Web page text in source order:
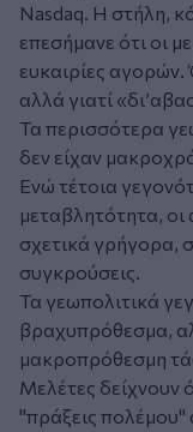
Νasdaq. Η στήλη,
επεσήμανε ότι οι
ευκαιρίες αγορών.
αλλά γιατί
Τα περισσότερα
δεν είχαν
Ενώ τέτοια
μεταβλητότητα,
σχετικά γρήγορα,
συγκρούσεις.
Τα γεωπολιτικά
βραχυπρόθεσμα,
μακροπρόθεσμη
Μελέτες δείχνουν
"πράξεις